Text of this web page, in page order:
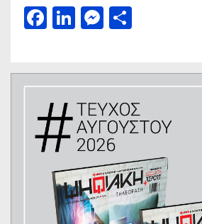
Facebook
LinkedIn
Messenger